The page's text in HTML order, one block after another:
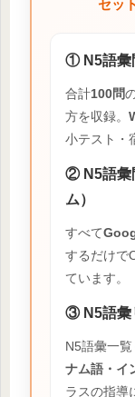
セッ
① N5語彙
合計100問
方を収録。
小テスト・
② N5語彙
ム）
すべて
するだけで
ています。
③ N5語彙
N5語彙一覧
ナム語・イ
ラスの指導